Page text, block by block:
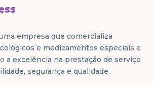
empresa que comercializa
e medicamentos especiais e
a excelência na prestação de serviço
segurança e qualidade.